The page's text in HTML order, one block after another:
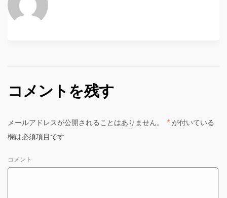
コメントを残す
メールアドレスが公開されることはありません。 * が付いている
欄は必須項目です
コメント